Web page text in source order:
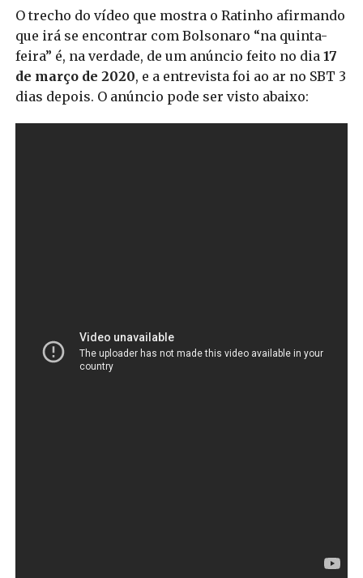
O trecho do vídeo que mostra o Ratinho afirmando
que irá se encontrar com Bolsonaro “na quinta-
feira” é, na verdade, de um anúncio feito no dia17
de março de 2020, e a entrevista foi ao ar no SBT 3
dias depois. O anúncio pode ser visto abaixo: